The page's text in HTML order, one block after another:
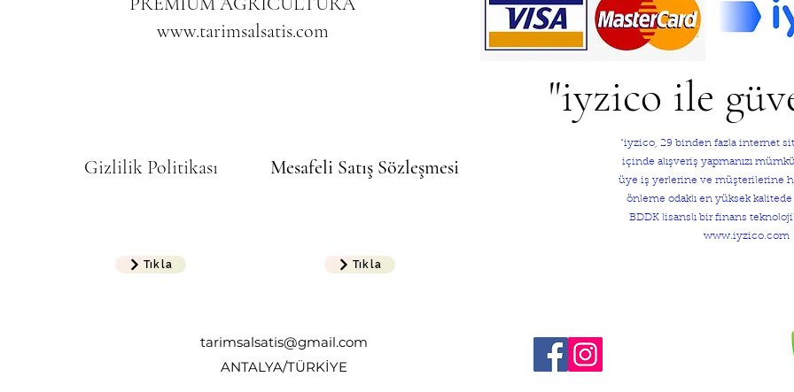
www.tarimsalsatis.com
Gizlilik Politikası
Tıkla
Mesafeli Satış Sözleşmesi
Tıkla
"iyzico ile
"iyzico, 29 binden fazla internet
içinde alışveriş yapmanızı
üye iş yerlerine ve müşterilerine
önleme odaklı en yüksek
BDDK lisanslı bir finans
www.iyzico.com
tarimsalsatis@gmail.com
ANTALYA/TÜRKİYE